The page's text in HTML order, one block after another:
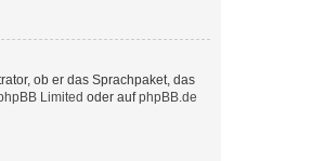
ob er das Sprachpaket, das
Limited oder aufphpBB.de